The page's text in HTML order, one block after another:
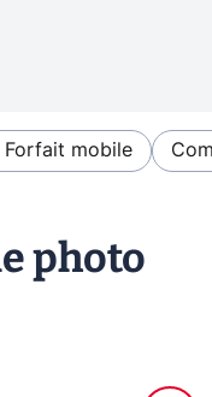
Forfait mobile
photo